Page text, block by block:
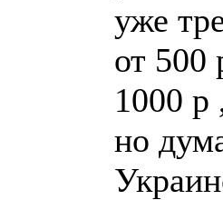
уже
от 500
1000 р
но